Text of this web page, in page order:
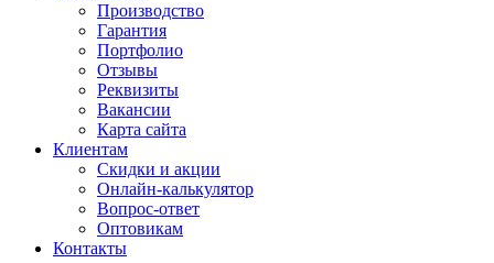
Производство
Гарантия
Портфолио
Отзывы
Реквизиты
Вакансии
Карта сайта
Клиентам
Скидки и акции
Онлайн-калькулятор
Вопрос-ответ
Оптовикам
Контакты